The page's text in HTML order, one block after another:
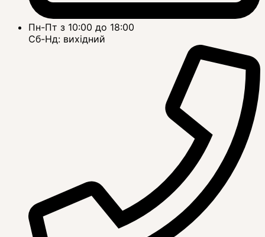
Пн-Пт з 10:00 до 18:00
Сб-Нд: вихідний